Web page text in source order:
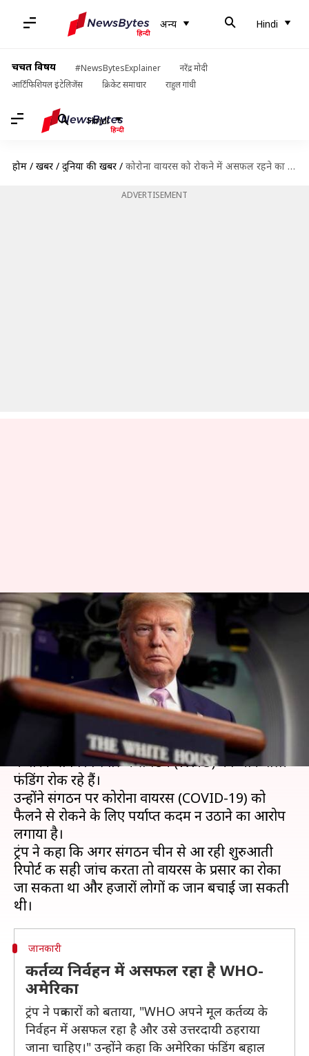
अन्य Hindi
चर्चित विषय #NewsBytesExplainer
नरेंद्र मोदी
आर्टिफिशियल इंटेलिजेंस
क्रिकेट समाचार राहुल गांधी
Hindi
होम / खबरें / दुनिया की खबरें / कोरोना वायरस को रोकने में असफल रहने का आरोप लगाकर ट्रंप ने रोकी WHO की फंडिंग
ADVERTISEMENT
कोरोना वायरस को रोकने में असफल
रहने का आरोप लगाकर ट्रंप ने रोकी
WHO की फंडिंग
लेखन प्रमोद कुमार Apr 15, 2020 09:58 am
राष्ट्रपति डोनाल्ड ट्रंप ने मंगलवार को कहा कि वो अमेरिका
की तरफ से विश्व स्वास्थ्य संगठन (WHO) को जाने वाली
फंडिंग रोक रहे हैं।
उन्होंने संगठन पर कोरोना वायरस (COVID-19) को
फैलने से रोकने के लिए पर्याप्त कदम न उठाने का आरोप
लगाया है।
ट्रंप ने कहा कि अगर संगठन चीन से आ रही शुरुआती
रिपोर्ट की सही जांच करता तो वायरस के प्रसार का रोका
जा सकता था और हजारों लोगों की जान बचाई जा सकती
जानकारी
कर्तव्य निर्वहन में असफल रहा है WHO-
अमेरिका
ट्रंप ने पत्रकारों को बताया, "WHO अपने मूल कर्तव्य के
निर्वहन में असफल रहा है और उसे उत्तरदायी ठहराया
जाना चाहिए।" उन्होंने कहा कि अमेरिका फंडिंग बहाल